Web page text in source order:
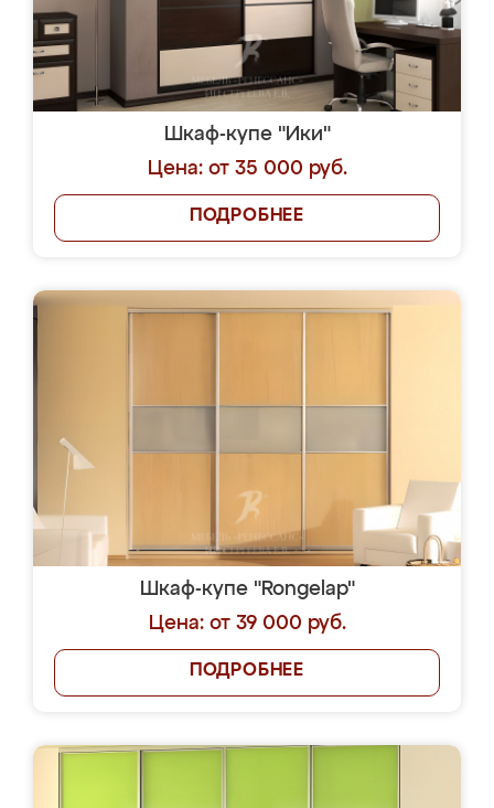
Шкаф-купе "Ики"
Цена: от 35 000 руб.
ПОДРОБНЕЕ
Шкаф-купе "Rongelap"
Цена: от 39 000 руб.
ПОДРОБНЕЕ